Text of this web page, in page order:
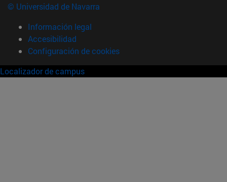
© Universidad de Navarra
Información legal
Accesibilidad
Configuración de cookies
Localizador de campus